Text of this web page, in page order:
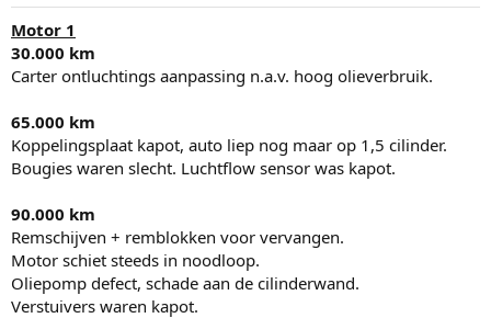
Motor 1
30.000 km
Carter ontluchtings aanpassing n.a.v. hoog olieverbruik.
65.000 km
Koppelingsplaat kapot, auto liep nog maar op 1,5 cilinder.
Bougies waren slecht. Luchtflow sensor was kapot.
90.000 km
Remschijven + remblokken voor vervangen.
Motor schiet steeds in noodloop.
Oliepomp defect, schade aan de cilinderwand.
Verstuivers waren kapot.